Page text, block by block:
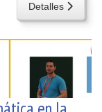
Detalles